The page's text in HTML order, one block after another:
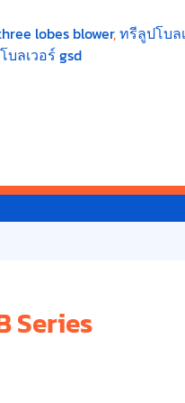
lobes blower,ทรีลูปโบล
โบลเวอร์ gsd
Series